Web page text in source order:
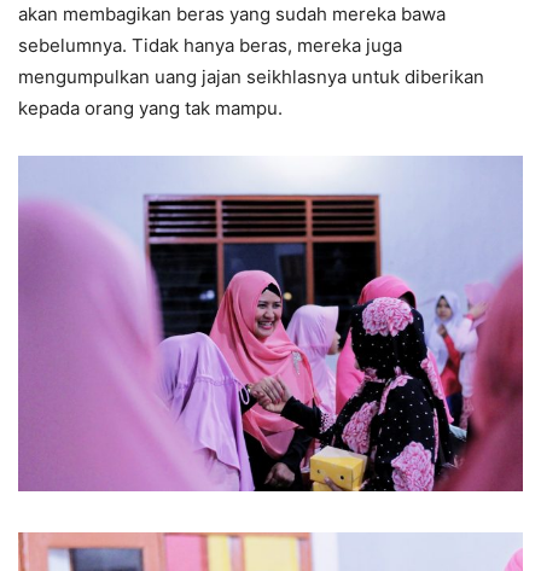
akan membagikan beras yang sudah mereka bawa
sebelumnya. Tidak hanya beras, mereka juga
mengumpulkan uang jajan seikhlasnya untuk diberikan
kepada orang yang tak mampu.